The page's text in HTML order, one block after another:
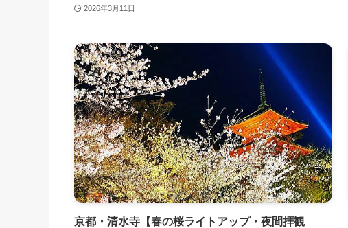
2026年3月11日
京都・清水寺【春の桜ライトアップ・夜間拝観